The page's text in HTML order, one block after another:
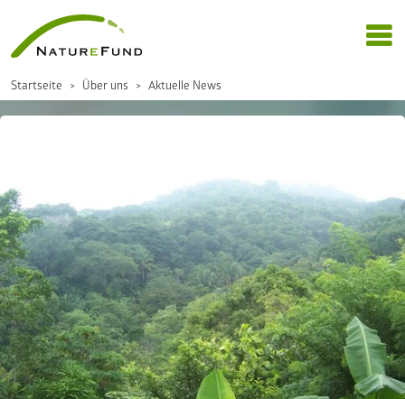
Startseite Über uns Aktuelle News